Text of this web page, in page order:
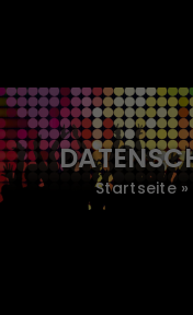
Startseite »